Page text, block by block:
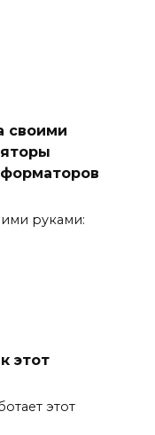
своими
руками:
этот
этот